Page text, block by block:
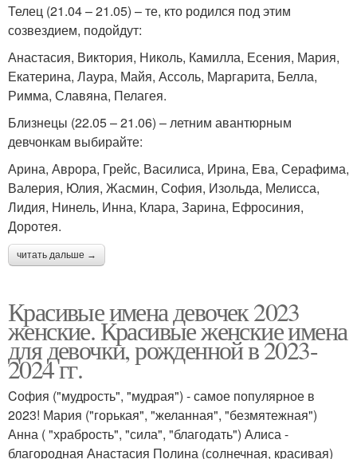
Телец (21.04 – 21.05) – те, кто родился под этим
созвездием, подойдут:
Анастасия, Виктория, Николь, Камилла, Есения, Мария,
Екатерина, Лаура, Майя, Ассоль, Маргарита, Белла,
Римма, Славяна, Пелагея.
Близнецы (22.05 – 21.06) – летним авантюрным
девчонкам выбирайте:
Арина, Аврора, Грейс, Василиса, Ирина, Ева, Серафима,
Валерия, Юлия, Жасмин, София, Изольда, Мелисса,
Лидия, Нинель, Инна, Клара, Зарина, Ефросиния,
Доротея.
читать дальше →
Красивые имена девочек 2023
женские. Красивые женские имена
для девочки, рожденной в 2023-
2024 гг.
Cофия ("мудрость", "мудрая") - самое популярное в
2023! Мария ("горькая", "желанная", "безмятежная")
Анна ( "храбрость", "сила", "благодать") Алиса -
благородная Анастасия Полина (солнечная, красивая)